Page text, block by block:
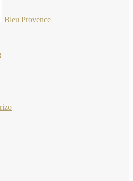
Bleu Provence